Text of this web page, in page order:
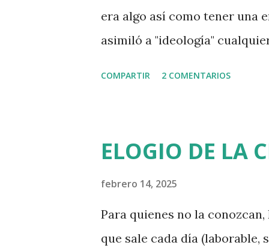
lejos, la Sanidad pública
del señor Artur Mas. Pero
era algo así como tener una
asimiló a "ideología"
nombrarlo y, a la vez,
Wake, algo así como
titula I Woke Up a Vampire .
luz, el término "woke", que
COMPARTIR 2 COMENTARIOS
ELOGIO DE LA
febrero 14, 2025
Para quienes no la
que sale cada día (laborable,